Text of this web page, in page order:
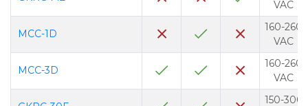
VAC
MCC-1D
160-260
VAC
MCC-3D
160-260
VAC
150-300